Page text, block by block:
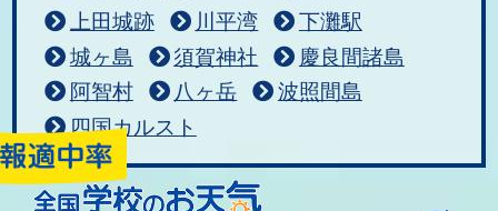
上田城跡
川平湾
下灘駅
城ヶ島
須賀神社
慶良間諸島
阿智村
八ヶ岳
波照間島
四国カルスト